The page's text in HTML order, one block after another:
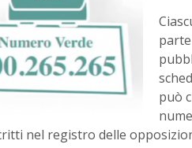
può
nel registro delle